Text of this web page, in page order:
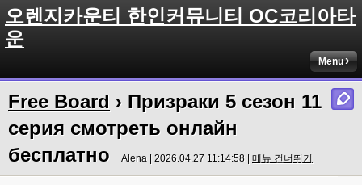
오렌지카운티 한인커뮤니티 OC코리아타
운
Menu
Free Board › Призраки 5 сезон 11
серия смотреть онлайн
бесплатно
Alena | 2026.04.27 11:14:58 | 메뉴 건너뛰기